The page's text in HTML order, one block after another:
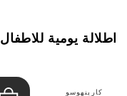
اطلالة يومية للاطفال
كارينهوسو